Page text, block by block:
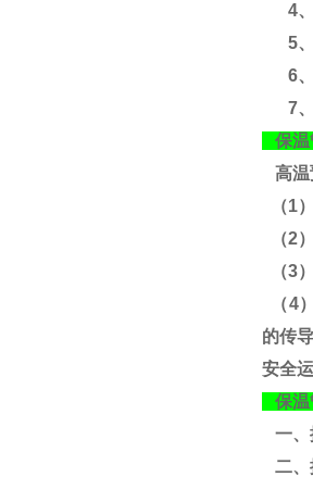
4、
5、
6、
7、
保温
高温
（1
（2
（3
（4
的传
安全
保温
一、
二、